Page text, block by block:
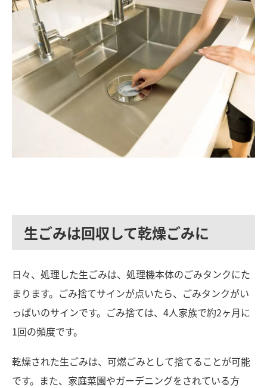
生ごみは回収して乾燥ごみに
日々、処理した生ごみは、処理機本体のごみタンクにた
まります。ごみ捨てサインが点いたら、ごみタンクがい
っぱいのサインです。ごみ捨ては、4人家族で約2ヶ月に
1回の頻度です。
乾燥された生ごみは、可燃ごみとして捨てることが可能
です。また、家庭菜園やガーデニングをされている方